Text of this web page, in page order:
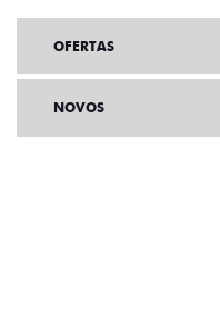
OFERTAS
NOVOS